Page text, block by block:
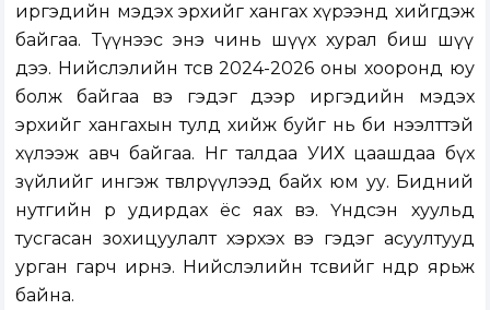
иргэдийн мэдэх эрхийг хангах хүрээнд хийгдэж
байгаа. Түүнээс энэ чинь шүүх хурал биш шүү
дээ. Нийслэлийн төсөв 2024-2026 оны хооронд юу
болж байгаа вэ гэдэг дээр иргэдийн мэдэх
эрхийг хангахын тулд хийж буйг нь би нээлттэй
хүлээж авч байгаа. Нөгөө талдаа УИХ цаашдаа бүх
зүйлийг ингэж төвлөрүүлээд байх юм уу. Бидний
нутгийн өөрөө удирдах ёс яах вэ. Үндсэн хуульд
тусгасан зохицуулалт хэрхэх вэ гэдэг асуултууд
урган гарч ирнэ. Нийслэлийн төсвийг өнөөдөр ярьж
байна.